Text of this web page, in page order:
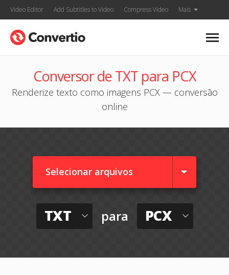
Video Editor Add Subtitles to Video Compress Video Mais
Conversor de TXT para PCX
Renderize texto como imagens PCX — conversão
online
Selecionar arquivos
TXT para PCX